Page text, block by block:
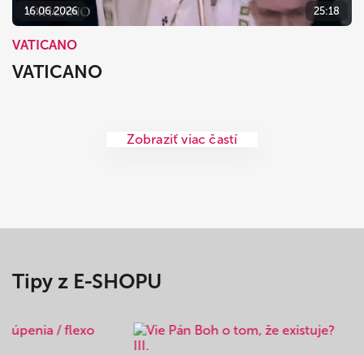
16.06.2026 25:18
VATICANO
VATICANO
Zobraziť viac častí
Tipy z E-SHOPU